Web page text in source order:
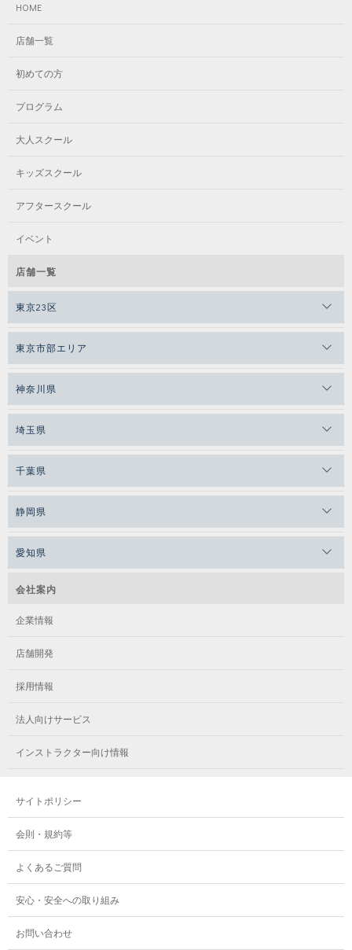
HOME
店舗一覧
初めての方
プログラム
大人スクール
キッズスクール
アフタースクール
イベント
店舗一覧
東京23区
東京市部エリア
神奈川県
埼玉県
千葉県
静岡県
愛知県
会社案内
企業情報
店舗開発
採用情報
法人向けサービス
インストラクター向け情報
サイトポリシー
会則・規約等
よくあるご質問
安心・安全への取り組み
お問い合わせ